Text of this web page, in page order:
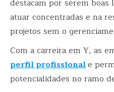
destacam por serem
atuar concentradas e na
projetos sem o
Com a carreira em Y, as
perfil profissionale
potencialidades no ramo